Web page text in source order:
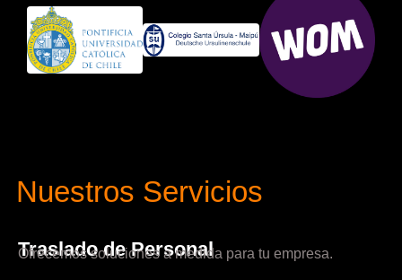
Nuestros Servicios
Traslado de Personal
Ofrecemos soluciones a medida para tu empresa.